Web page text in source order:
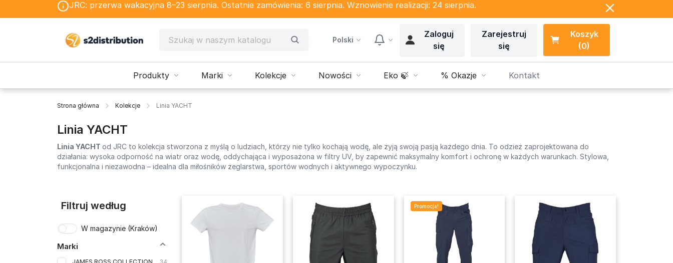
JRC: przerwa wakacyjna 8–23 sierpnia. Ostatnie zamówienia: 6 sierpnia. Wznowienie realizacji: 24 sierpnia.
Polski
Zaloguj
się
Zarejestruj
się
Koszyk
(0)
Produkty Marki Kolekcje Nowości Eko 🍃 % Okazje Kontakt
Strona główna Kolekcje Linia YACHT
Linia YACHT
Linia YACHT od JRC to kolekcja stworzona z myślą o ludziach, którzy nie tylko kochają wodę, ale żyją swoją pasją każdego dnia. To odzież zaprojektowana do
działania: wysoka odporność na wiatr oraz wodę, oddychająca i wyposażona w filtry UV, by zapewnić maksymalny komfort i ochronę w każdych warunkach. Stylowa,
funkcjonalna i niezawodna – idealna dla miłośników żeglarstwa, sportów wodnych i aktywnego wypoczynku.
Filtruj według
W magazynie (Kraków)
Marki
Promocja!